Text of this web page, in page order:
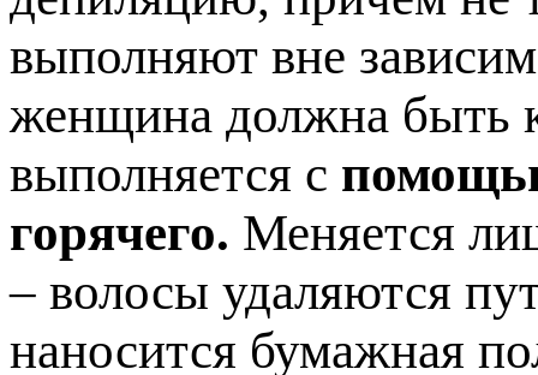
выполняют вне
женщина должна быть
выполняется с
горячего. Меняется
– волосы удаляются
наносится бумажная